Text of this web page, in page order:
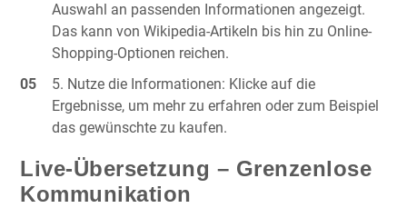
Auswahl an passenden Informationen angezeigt.
Das kann von Wikipedia-Artikeln bis hin zu Online-
Shopping-Optionen reichen.
Nutze die Informationen: Klicke auf die
Ergebnisse, um mehr zu erfahren oder zum Beispiel
das gewünschte zu kaufen.
Live-Übersetzung – Grenzenlose
Kommunikation